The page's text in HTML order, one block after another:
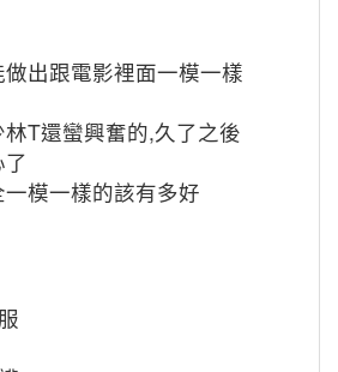
出跟電影裡面一模一樣
T還蠻興奮的,久了之後
模一樣的該有多好